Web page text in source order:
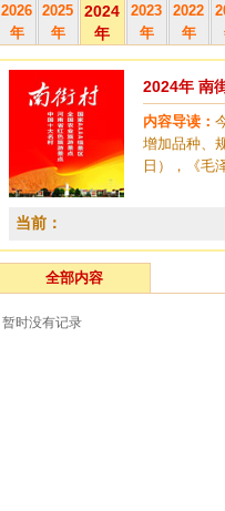
2026
年
2025
年
2024
年
2023
年
2022
年
2024年 南
内容导读：
增加品种、
日），《毛
当前：
全部内容
暂时没有记录